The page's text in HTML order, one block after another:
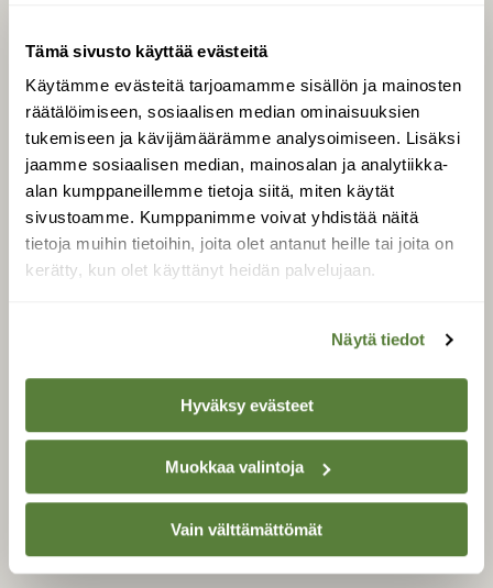
Tämä sivusto käyttää evästeitä
Käytämme evästeitä tarjoamamme sisällön ja mainosten
räätälöimiseen, sosiaalisen median ominaisuuksien
tukemiseen ja kävijämäärämme analysoimiseen. Lisäksi
jaamme sosiaalisen median, mainosalan ja analytiikka-
alan kumppaneillemme tietoja siitä, miten käytät
sivustoamme. Kumppanimme voivat yhdistää näitä
tietoja muihin tietoihin, joita olet antanut heille tai joita on
kerätty, kun olet käyttänyt heidän palvelujaan.
Näytä tiedot
Hyväksy evästeet
Muokkaa valintoja
Vain välttämättömät
Tilaa digilukuoikeus
Äänestä parasta juttua
Tilaa uutiskirje
SUOMEN LUONNON­
SUOJELU­LIITTO
Suomen Luonto -lehden
luonnonsuojelu­liitto.